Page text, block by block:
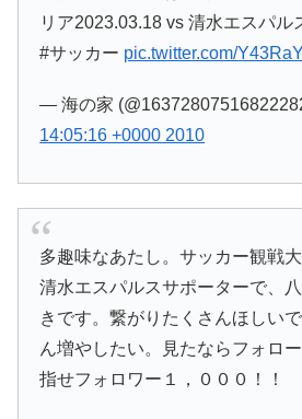
リア2023.03.18 vs 清水エスパ
#サッカー pic.twitter.com/
— 海の家
14:05:16 +0000 2010
多趣味なあたし。サッカー観戦
清水エスパルスサポーターで、
きです。繋がりたくさんほしい
ん増やしたい。見たならフォロ
指せフォロワー１，０００！！